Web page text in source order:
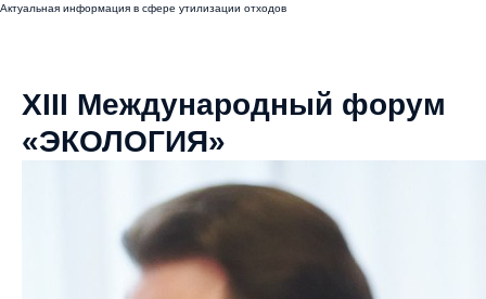
Актуальная информация в сфере утилизации отходов
XIII Международный форум
«ЭКОЛОГИЯ»